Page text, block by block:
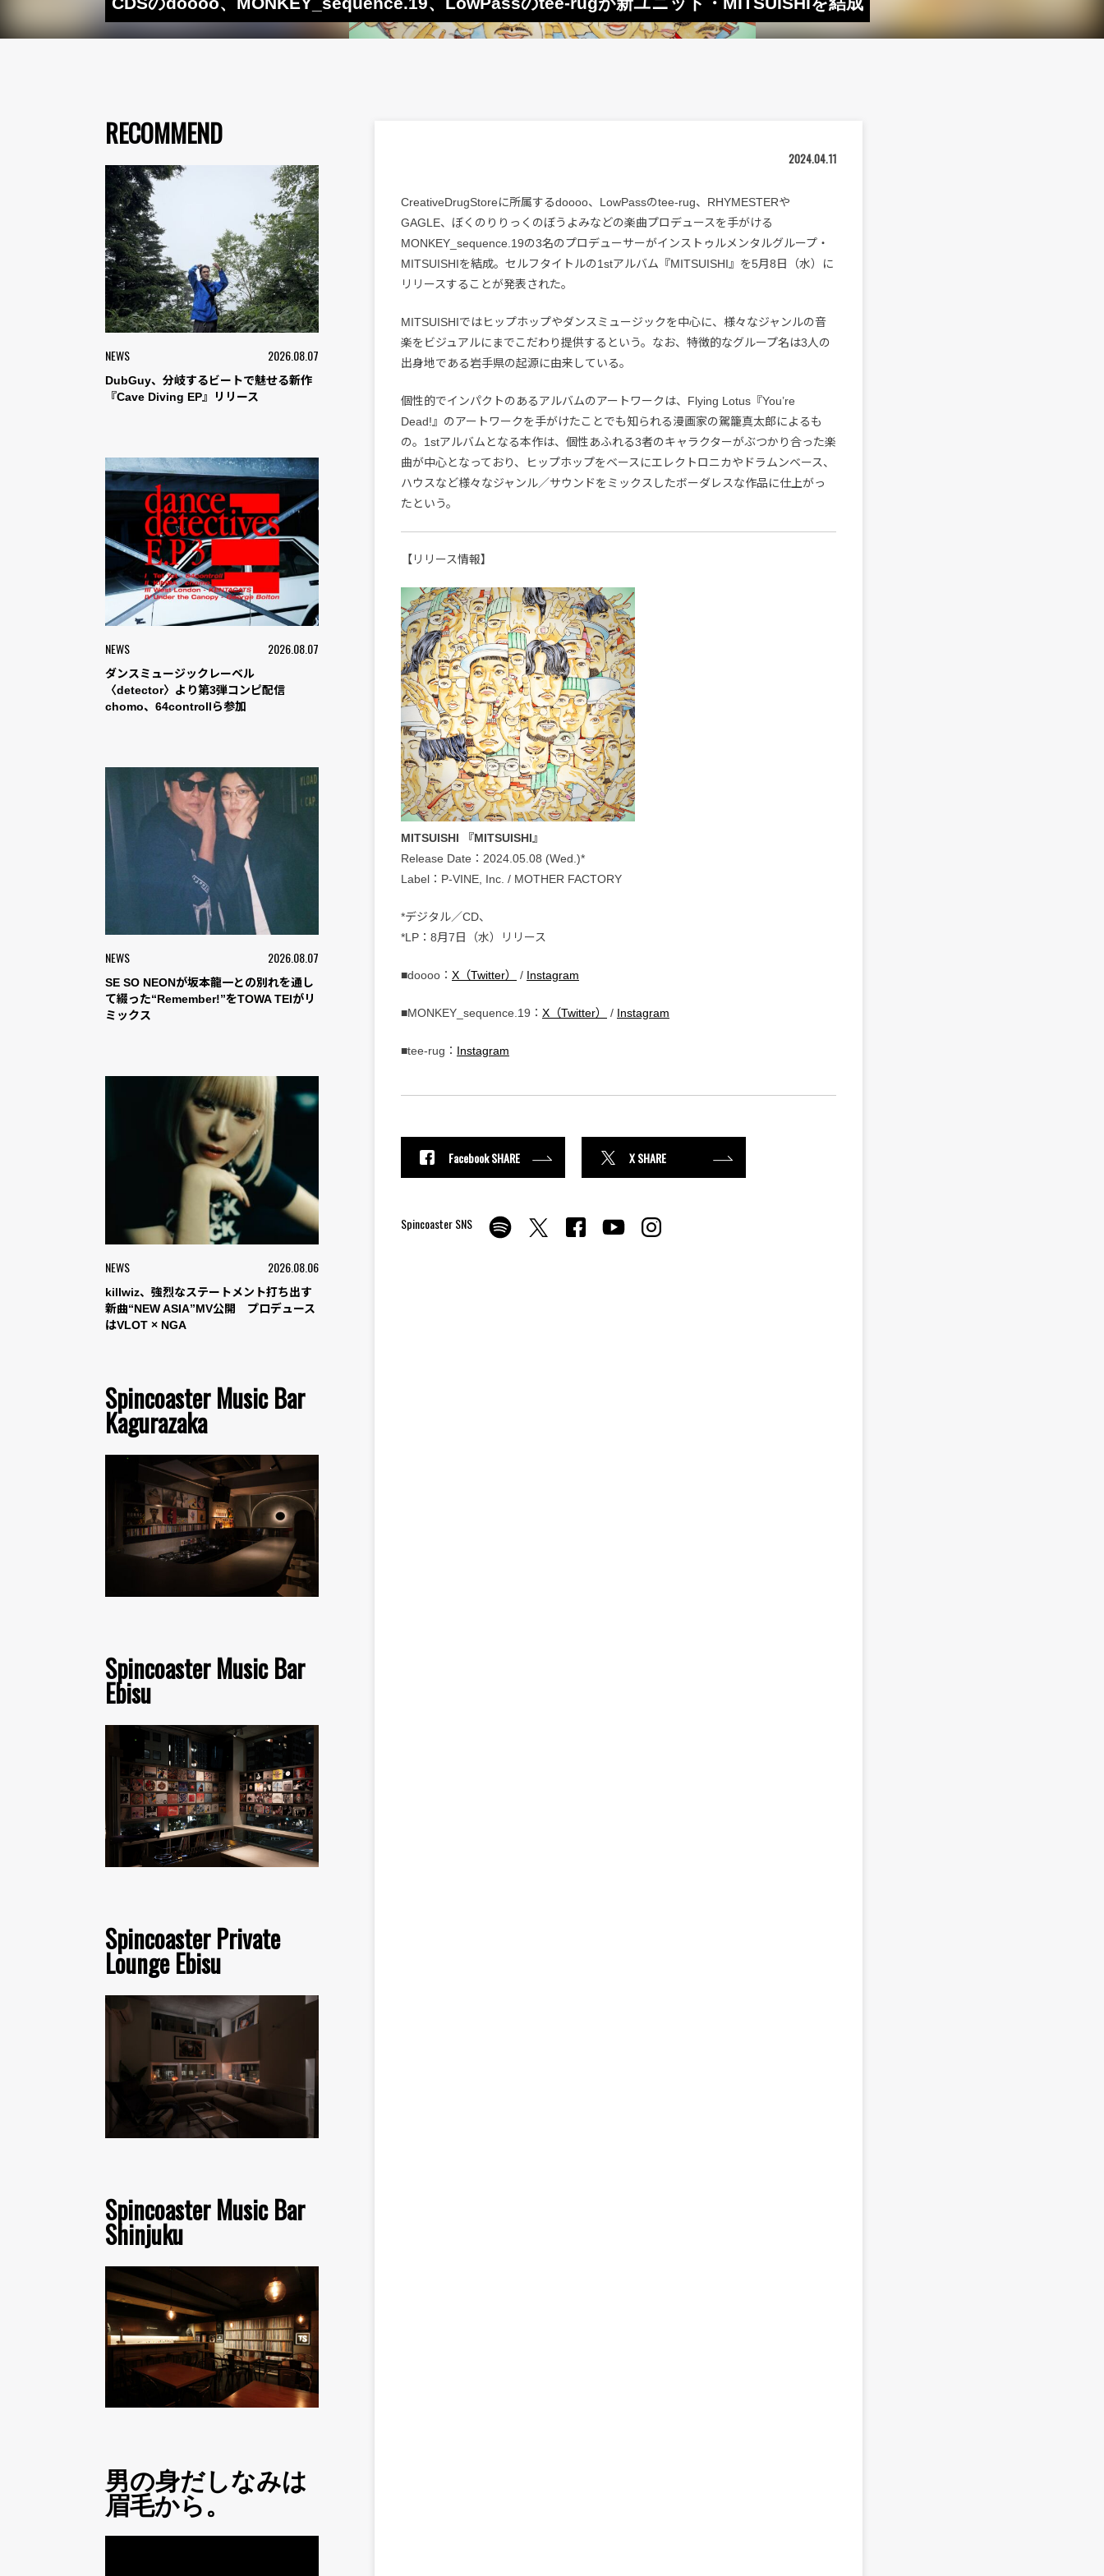
RECOMMEND
NEWS 2026.08.07
DubGuy、分岐するビートで魅せる新作
『Cave Diving EP』リリース
NEWS 2026.08.07
ダンスミュージックレーベル
〈detector〉より第3弾コンピ配信
chomo、64controllら参加
NEWS 2026.08.07
SE SO NEONが坂本龍一との別れを通し
て綴った“Remember!”をTOWA TEIがリ
ミックス
NEWS 2026.08.06
killwiz、強烈なステートメント打ち出す
新曲“NEW ASIA”MV公開 プロデュース
はVLOT × NGA
Spincoaster Music Bar
Kagurazaka
Spincoaster Music Bar
Ebisu
Spincoaster Private
Lounge Ebisu
Spincoaster Music Bar
Shinjuku
男の身だしなみは
眉毛から。
2024.04.11
CreativeDrugStoreに所属するdoooo、LowPassのtee-rug、RHYMESTERや
GAGLE、ぼくのりりっくのぼうよみなどの楽曲プロデュースを手がける
MONKEY_sequence.19の3名のプロデューサーがインストゥルメンタルグループ・
MITSUISHIを結成。セルフタイトルの1stアルバム『MITSUISHI』を5月8日（水）に
リリースすることが発表された。
MITSUISHIではヒップホップやダンスミュージックを中心に、様々なジャンルの音
楽をビジュアルにまでこだわり提供するという。なお、特徴的なグループ名は3人の
出身地である岩手県の起源に由来している。
個性的でインパクトのあるアルバムのアートワークは、Flying Lotus『You’re
Dead!』のアートワークを手がけたことでも知られる漫画家の駕籠真太郎によるも
の。1stアルバムとなる本作は、個性あふれる3者のキャラクターがぶつかり合った楽
曲が中心となっており、ヒップホップをベースにエレクトロニカやドラムンベース、
ハウスなど様々なジャンル／サウンドをミックスしたボーダレスな作品に仕上がっ
たという。
【リリース情報】
MITSUISHI 『MITSUISHI』
Release Date：2024.05.08 (Wed.)*
Label：P-VINE, Inc. / MOTHER FACTORY
*デジタル／CD、
*LP：8月7日（水）リリース
■doooo： X（Twitter） / Instagram
■MONKEY_sequence.19： X（Twitter） / Instagram
■tee-rug： Instagram
Facebook SHARE X SHARE
Spincoaster SNS